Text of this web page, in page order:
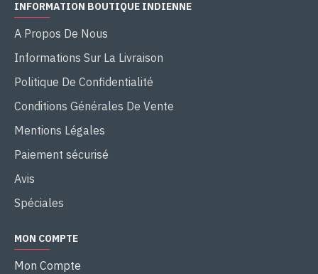
INFORMATION BOUTIQUE INDIENNE
A Propos De Nous
Informations Sur La Livraison
Politique De Confidentialité
Conditions Générales De Vente
Mentions Légales
Paiement sécurisé
Avis
Spéciales
MON COMPTE
Mon Compte